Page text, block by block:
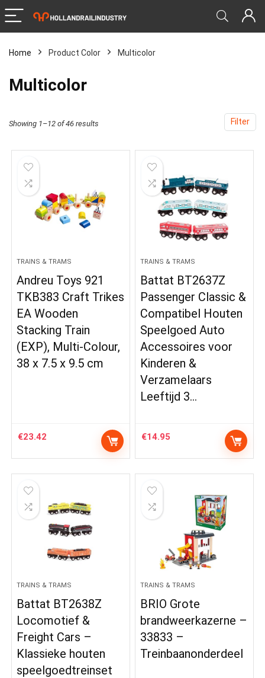
Home Product Color ‎Multicolor
‎Multicolor
Filter
Showing 1–12 of 46 results
TRAINS & TRAMS
Andreu Toys 921
TKB383 Craft Trikes
EA Wooden
Stacking Train
(EXP), Multi-Colour,
38 x 7.5 x 9.5 cm
€23.42
TRAINS & TRAMS
Battat BT2637Z
Passenger Classic &
Compatibel Houten
Speelgoed Auto
Accessoires voor
Kinderen &
Verzamelaars
Leeftijd 3…
€14.95
TRAINS & TRAMS
Battat BT2638Z
Locomotief &
Freight Cars –
Klassieke houten
speelgoedtreinset
TRAINS & TRAMS
BRIO Grote
brandweerkazerne –
33833 –
Treinbaanonderdeel